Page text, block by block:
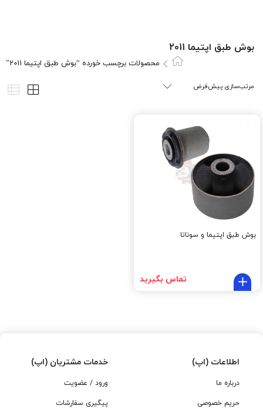
بوش طبق اپتیما 2011
محصولات برچسب خورده “بوش طبق اپتیما 2011”
بوش طبق اپتیما و سوناتا
تماس بگیرید
اطلاعات (اپ)
درباره ما
حریم خصوصی
خدمات مشتریان (اپ)
ورود / عضویت
پیگیری سفارشات